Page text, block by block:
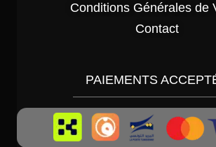
Conditions Générales de
Contact
PAIEMENTS